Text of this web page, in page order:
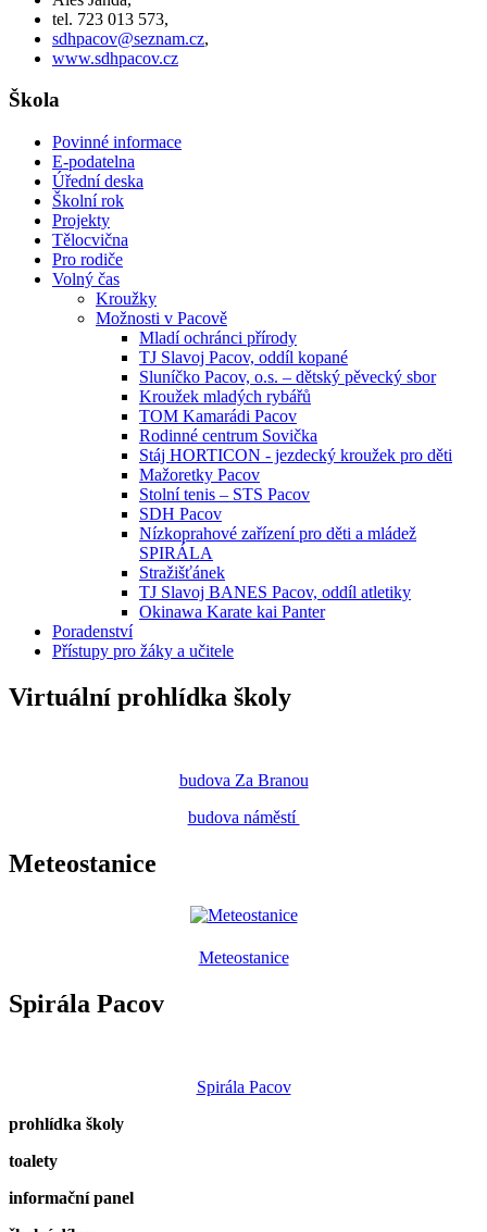
tel. 723 013 573,
sdhpacov@seznam.cz,
www.sdhpacov.cz
Škola
Povinné informace
E-podatelna
Úřední deska
Školní rok
Projekty
Tělocvična
Pro rodiče
Volný čas
Kroužky
Možnosti v Pacově
Mladí ochránci přírody
TJ Slavoj Pacov, oddíl kopané
Sluníčko Pacov, o.s. – dětský pěvecký sbor
Kroužek mladých rybářů
TOM Kamarádi Pacov
Rodinné centrum Sovička
Stáj HORTICON - jezdecký kroužek pro děti
Mažoretky Pacov
Stolní tenis – STS Pacov
SDH Pacov
Nízkoprahové zařízení pro děti a mládež
SPIRÁLA
Stražišťánek
TJ Slavoj BANES Pacov, oddíl atletiky
Okinawa Karate kai Panter
Poradenství
Přístupy pro žáky a učitele
Virtuální prohlídka školy
budova Za Branou
budova náměstí
Meteostanice
Meteostanice
Spirála Pacov
Spirála Pacov
prohlídka školy
toalety
informační panel